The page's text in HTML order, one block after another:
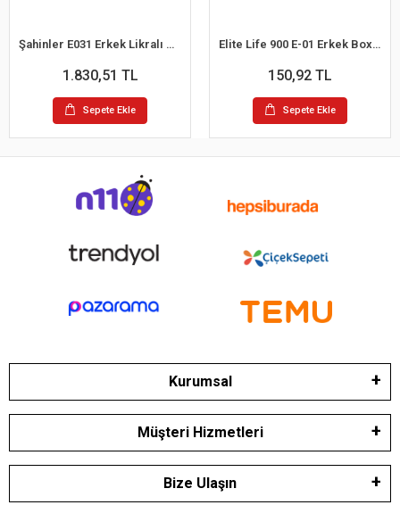
Şahinler E031 Erkek Likralı Boxer Külot 6lı Paket Siyah S
1.830,51 TL
Sepete Ekle
Elite Life 900 E-01 Erkek Boxer
150,92 TL
Sepete Ekle
Kurumsal
Müşteri Hizmetleri
Bize Ulaşın